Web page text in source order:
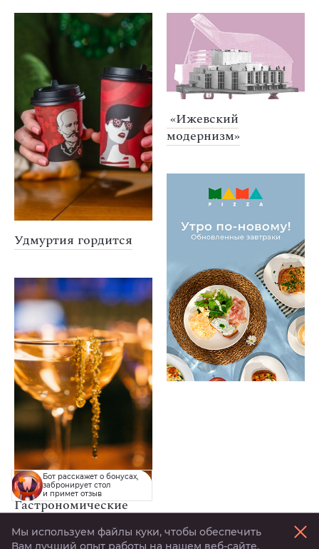
Удмуртия гордится
«Ижевский
модернизм»
Гастрономические
Minbo
Бот расскажет о бонусах,
забронирует стол
и примет отзыв
Мы используем файлы куки, чтобы обеспечить
Вам лучший опыт работы на нашем веб-сайте.